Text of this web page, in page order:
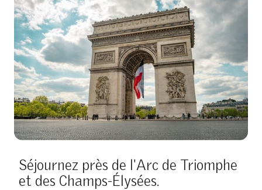
Séjournez près de l'Arc de Triomphe
et des Champs-Élysées.